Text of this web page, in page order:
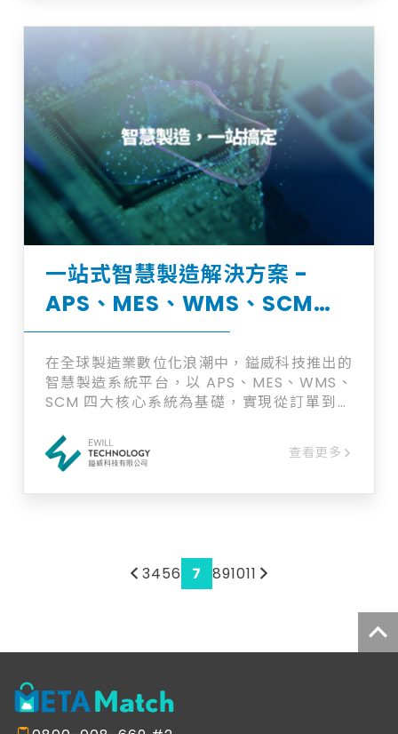
一站式智慧製造解決方案 -
APS、MES、WMS、SCM智
慧平台
在全球製造業數位化浪潮中，鎰威科技推出的
智慧製造系統平台，以 APS、MES、WMS、
SCM 四大核心系統為基礎，實現從訂單到交
產、倉儲與供應鏈狀態，讓營運更高效、決策
更精準、成本更可控，邁向智慧製造新時代。
查看更多
3456 7 891011